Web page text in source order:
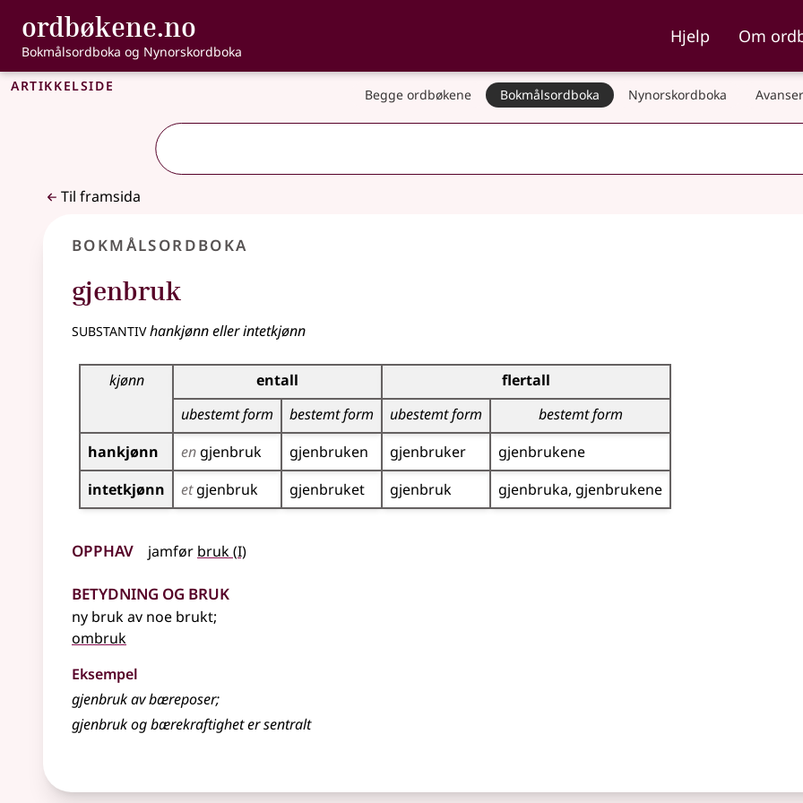
Gå til hovudinnhald
Tilgjenge
ordbøkene.no , Bokmålsordboka og Nynorskordboka
Bokmålsordboka og Nynorskordboka
Hjelp Om
Artikkelside Begge ordbøkene Bokmålsordboka Nynorskordboka
Til framsida
Bokmålsordboka
gjenbruk
substantivhankjønn eller intetkjønn
Bøyingstabell for dette substantivet
kjønn entall
flertall
ubestemt form
bestemt form ubestemt form
bestemt form
hankjønn
en gjenbruk gjenbruken gjenbruker
gjenbrukene
intetkjønn
etgjenbruk gjenbruket gjenbruk gjenbruka gjenbrukene
Opphav jamfør bruk(1
I)
Betydning og bruk
ny bruk av noe brukt;
ombruk
Eksempel
gjenbruk av bæreposer;
gjenbruk og bærekraftighet er sentralt